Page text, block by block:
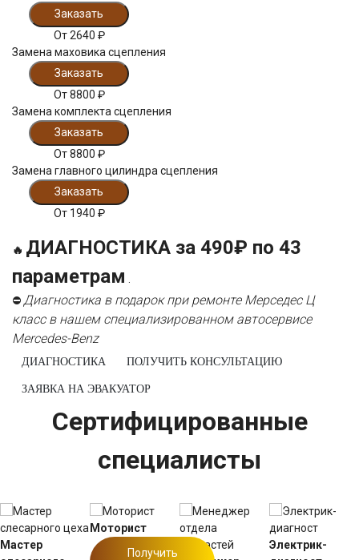
Заказать
От2640 ₽
Замена маховика сцепления
Заказать
От8800 ₽
Замена комплекта сцепления
Заказать
От8800 ₽
Замена главного цилиндра сцепления
Заказать
От 1940 ₽
🔥 ДИАГНОСТИКА за 490₽ по 43
параметрам
⛔Диагностика в подарок при ремонте Мерседес Ц
класс в нашем специализированном автосервисе
Mercedes-Benz
ДИАГНОСТИКА ПОЛУЧИТЬ КОНСУЛЬТАЦИЮ
ЗАЯВКА НА ЭВАКУАТОР
Сертифицированные
специалисты
Мастер
Моторист
Получить
Электрик-